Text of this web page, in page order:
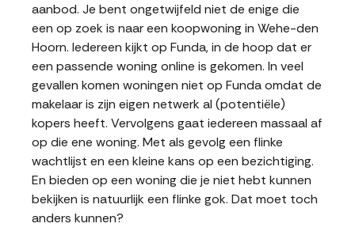
aanbod. Je bent ongetwijfeld niet de enige die
een op zoek is naar een koopwoning in Wehe-den
Hoorn. Iedereen kijkt op Funda, in de hoop dat er
een passende woning online is gekomen. In veel
gevallen komen woningen niet op Funda omdat de
makelaar is zijn eigen netwerk al (potentiële)
kopers heeft. Vervolgens gaat iedereen massaal af
op die ene woning. Met als gevolg een flinke
wachtlijst en een kleine kans op een bezichtiging.
En bieden op een woning die je niet hebt kunnen
bekijken is natuurlijk een flinke gok. Dat moet toch
anders kunnen?